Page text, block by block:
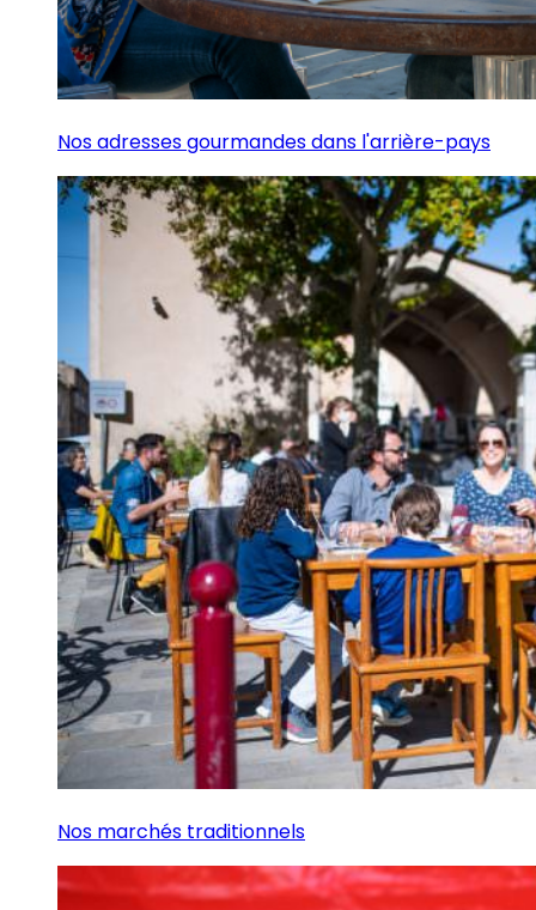
Nos adresses gourmandes dans l'arrière-pays
Nos marchés traditionnels